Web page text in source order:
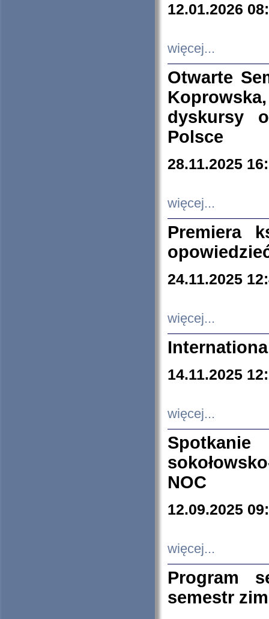
12.01.2026
więcej...
Otwarte
dyskursy
Polsce
28.11.2025
więcej...
Premiera
24.11.2025
więcej...
14.11.2025
więcej...
NOC
12.09.2025
więcej...
Program
semestr